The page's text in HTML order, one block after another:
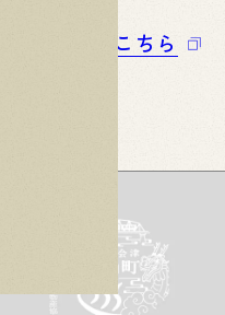
関連リンクはこちら